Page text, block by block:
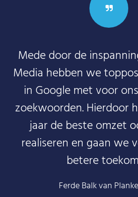
Mede door de
Media hebben we
in Google met voor
zoekwoorden. Hierdoor
jaar de beste omzet
realiseren en gaan we
betere
Ferde Balk van